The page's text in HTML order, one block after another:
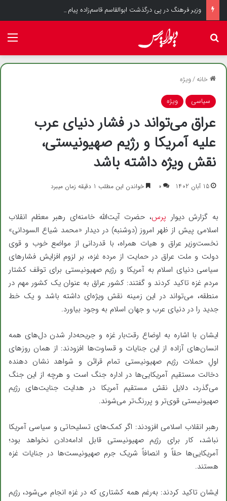
وزیر فرهنگ در پی درگذشت ابوالقاسم قاسم‌زاده پیام تسلیت صادر کرد
جستجو برای
خانه/ویژه
سیاسی ویژه
عراق می‌تواند در فشار دنیای عرب
علیه آمریکا و رژیم صهیونیستی،
نقش ویژه داشته باشد
15 آبان 1402 ۰ خواندن این مطلب 1 دقیقه زمان میبرد
به گزارش دیوار پرس، حضرت آیت‌الله خامنه‌ای رهبر معظم انقلاب
اسلامی پیش از ظهر امروز (دوشنبه) در دیدار «محمد شیاع السودانی»
نخست‌وزیر عراق و هیات همراه، با قدردانی از مواضع خوب و قوی
دولت و ملت عراق در حمایت از مرده غزه، بر لزوم افزایش فشارهای
سیاسی دنیای اسلام به آمریکا و رژیم صهیونیستی برای توقف کشتار
مردم غزه تاکید کردند و گفتند: کشور عراق به عنوان یک کشور مهم در
منطقه، می‌تواند در این زمینه نقش ویژه‌ای داشته باشد و یک خط
جدید را در دنیای عرب و جهان اسلام به‌ وجود بیاورد.
ایشان با اشاره به اوضاع رقت‌بار غزه و جریحه‌دار شدن دل‌های همه
انسان‌های آزاده از این جنایات و قساوت‌ها افزودند: از همان روزهای
اولِ حملات رژیم صهیونیستی تمام قرائن و شواهد نشان دهنده
دخالت مستقیم آمریکایی‌ها در اداره جنگ است و هرچه از این جنگ
می‌گذرد، دلایل نقش مستقیم آمریکا در هدایت جنایت‌های رژیم
صهیونیستی قوی‌تر و پررنگ‌تر می‌شوند.
رهبر انقلاب اسلامی افزودند: اگر کمک‌های تسلیحاتی و سیاسی آمریکا
نباشد، کار برای رژیم صهیونیستی قابل ادامه‌دادن نخواهد بود؛
آمریکایی‌ها حقاً و انصافاً شریک جرم صهیونیست‌ها در جنایات غزه
هستند.
ایشان تاکید کردند: به‌رغم همه کشتاری که در غزه انجام می‌شود، رژیم